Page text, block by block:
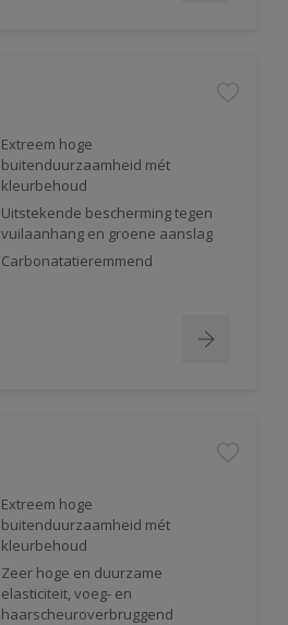
Extreem hoge
buitenduurzaamheid mét
kleurbehoud
Uitstekende bescherming tegen
vuilaanhang en groene aanslag
Carbonatatieremmend
Extreem hoge
buitenduurzaamheid mét
kleurbehoud
Zeer hoge en duurzame
elasticiteit, voeg- en
haarscheuroverbruggend